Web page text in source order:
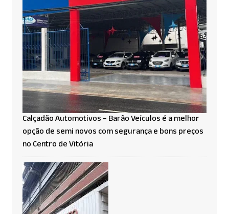
Calçadão Automotivos – Barão Veículos é a melhor
opção de semi novos com segurança e bons preços
no Centro de Vitória